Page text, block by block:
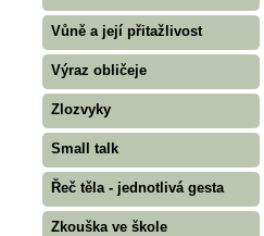
Vůně a její přitažlivost
Výraz obličeje
Zlozvyky
Small talk
Řeč těla - jednotlivá gesta
Zkouška ve škole